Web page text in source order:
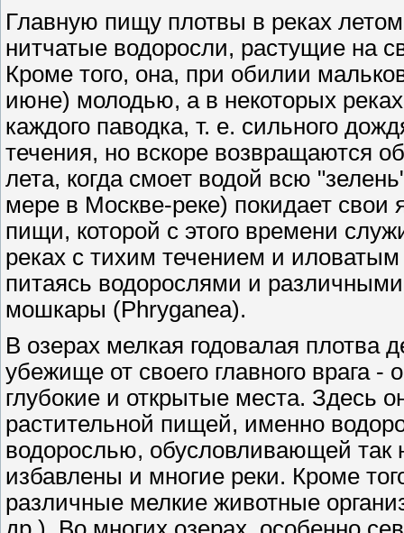
Главную пищу плотвы в реках
нитчатые водоросли, растущие на
Кроме того, она, при обилии
июне) молодью, а в некоторых
каждого паводка, т. е. сильного
течения, но вскоре возвращаются
лета, когда смоет водой всю
мере в Москве-реке) покидает свои
пищи, которой с этого времени
реках с тихим течением и
питаясь водорослями и
мошкары (Phryganea).
В озерах мелкая годовалая плотва
убежище от своего главного врага -
глубокие и открытые места. Здесь
растительной пищей, именно
водорослью, обусловливающей так
избавлены и многие реки. Кроме
различные мелкие животные